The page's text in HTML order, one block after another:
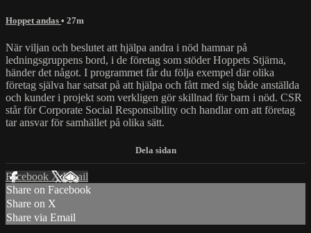
Hoppet andas • 27m
När viljan och beslutet att hjälpa andra i nöd hamnar på
ledningsgruppens bord, i de företag som stöder Hoppets Stjärna,
händer det något. I programmet får du följa exempel där olika
företag själva har satsat på att hjälpa och fått med sig både anställda
och kunder i projekt som verkligen gör skillnad för barn i nöd. CSR
står för Corporate Social Responsibility och handlar om att företag
tar ansvar för samhället på olika sätt.
Facebook XEmail
Share on Facebook
Share on X
Share via Email